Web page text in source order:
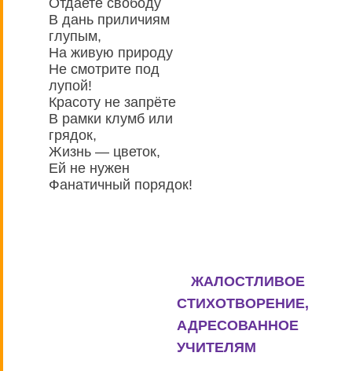
В дань приличиям
глупым,
На живую природу
Не смотрите под
лупой!
Красоту не запрёте
В рамки клумб или
грядок,
Жизнь — цветок,
Ей не нужен
Фанатичный порядок!
ЖАЛОСТЛИВОЕ
СТИХОТВОРЕНИЕ,
АДРЕСОВАННОЕ
УЧИТЕЛЯМ